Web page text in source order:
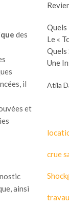
des
il
et
ainsi
Quels
Le «
Quels
Une
Atila
crue